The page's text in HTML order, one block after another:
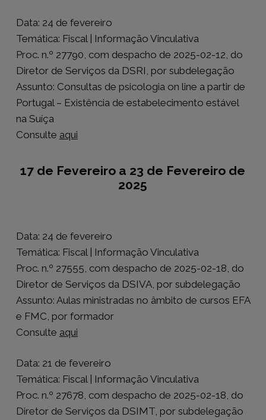
Data: 24 de fevereiro
Temática: Fiscal | Informação Vinculativa
Proc. n.º 27790, com despacho de 2025-02-12, do
Diretor de Serviços da DSRI, por subdelegação
Assunto: Consultas de psicologia on line a partir de
Portugal – Existência de estabelecimento estável
na Suíça
Consulte aqui
17 de Fevereiro a 23 de Fevereiro de
2025
Data: 24 de fevereiro
Temática: Fiscal | Informação Vinculativa
Proc. n.º 27555, com despacho de 2025-02-18, do
Diretor de Serviços da DSIVA, por subdelegação
Assunto: Aulas ministradas no âmbito de cursos EFA
e FMC, por formador
Consulte aqui
Data: 21 de fevereiro
Temática: Fiscal | Informação Vinculativa
Proc. n.º 27678, com despacho de 2025-02-18, do
Diretor de Serviços da DSIMT, por subdelegação